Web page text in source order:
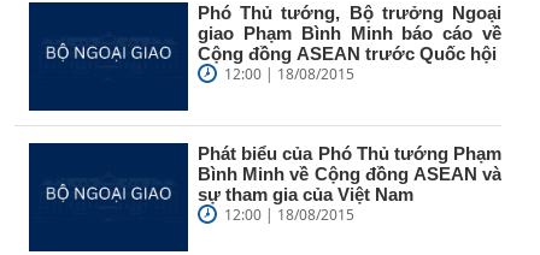
Phó Thủ tướng, Bộ trưởng Ngoại
giao Phạm Bình Minh báo cáo về
Cộng đồng ASEAN trước Quốc hội
12:00 | 18/08/2015
Phát biểu của Phó Thủ tướng Phạm
Bình Minh về Cộng đồng ASEAN và
sự tham gia của Việt Nam
12:00 | 18/08/2015